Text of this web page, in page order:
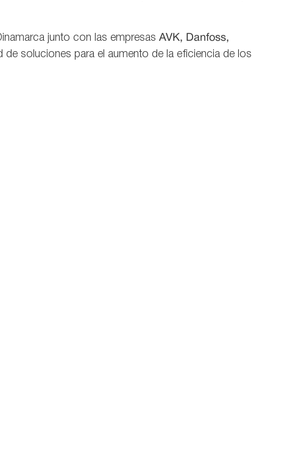
junto con las empresas AVK, Danfoss,
de soluciones para el aumento de la eficiencia de los